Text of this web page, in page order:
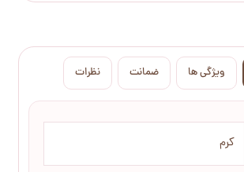
ویژگی ها ضمانت نظرات
کرم